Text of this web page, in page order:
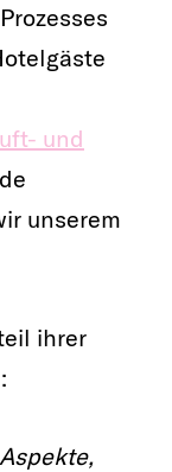
und
unserem
ihrer